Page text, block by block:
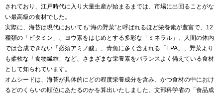
されており、江戸時代に入り大量生産が始まるまでは、市場に出回ることがな
い最高級の食材でした。
実際に、海苔は現代においても“海の野菜”と呼ばれるほど栄養素が豊富で、12
種類の「ビタミン」、ヨウ素をはじめとする多彩な「ミネラル」、人間の体内
では合成できない「必須アミノ酸」、青魚に多く含まれる「EPA」、野菜より
も柔軟な「食物繊維」など、さまざまな栄養素をバランスよく備えている食材
として知られています。
オムシードは、海苔が具体的にどの程度栄養成分を含み、かつ食材の中におけ
るどのくらいの順位にあたるのかを算出いたしました。文部科学省の「食品成